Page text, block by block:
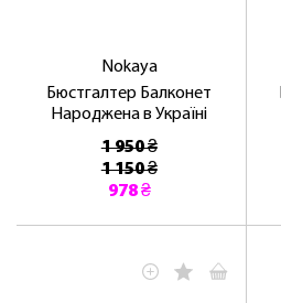
Nokaya
Бюстгалтер Балконет
Народжена в Україні
1 950 ₴
1 150 ₴
978 ₴